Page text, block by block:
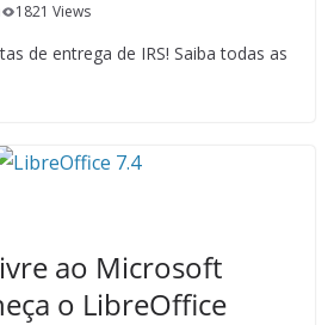
1821 Views
de entrega de IRS! Saiba todas as
ao Microsoft
o LibreOffice